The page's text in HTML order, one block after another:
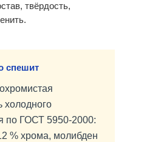
твёрдость,
спешит
холодного
по ГОСТ 5950-2000:
% хрома, молибден